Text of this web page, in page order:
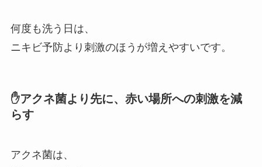
何度も洗う日は、
ニキビ予防より刺激のほうが増えやすいです。
✋アクネ菌より先に、赤い場所への刺激を減
らす
アクネ菌は、